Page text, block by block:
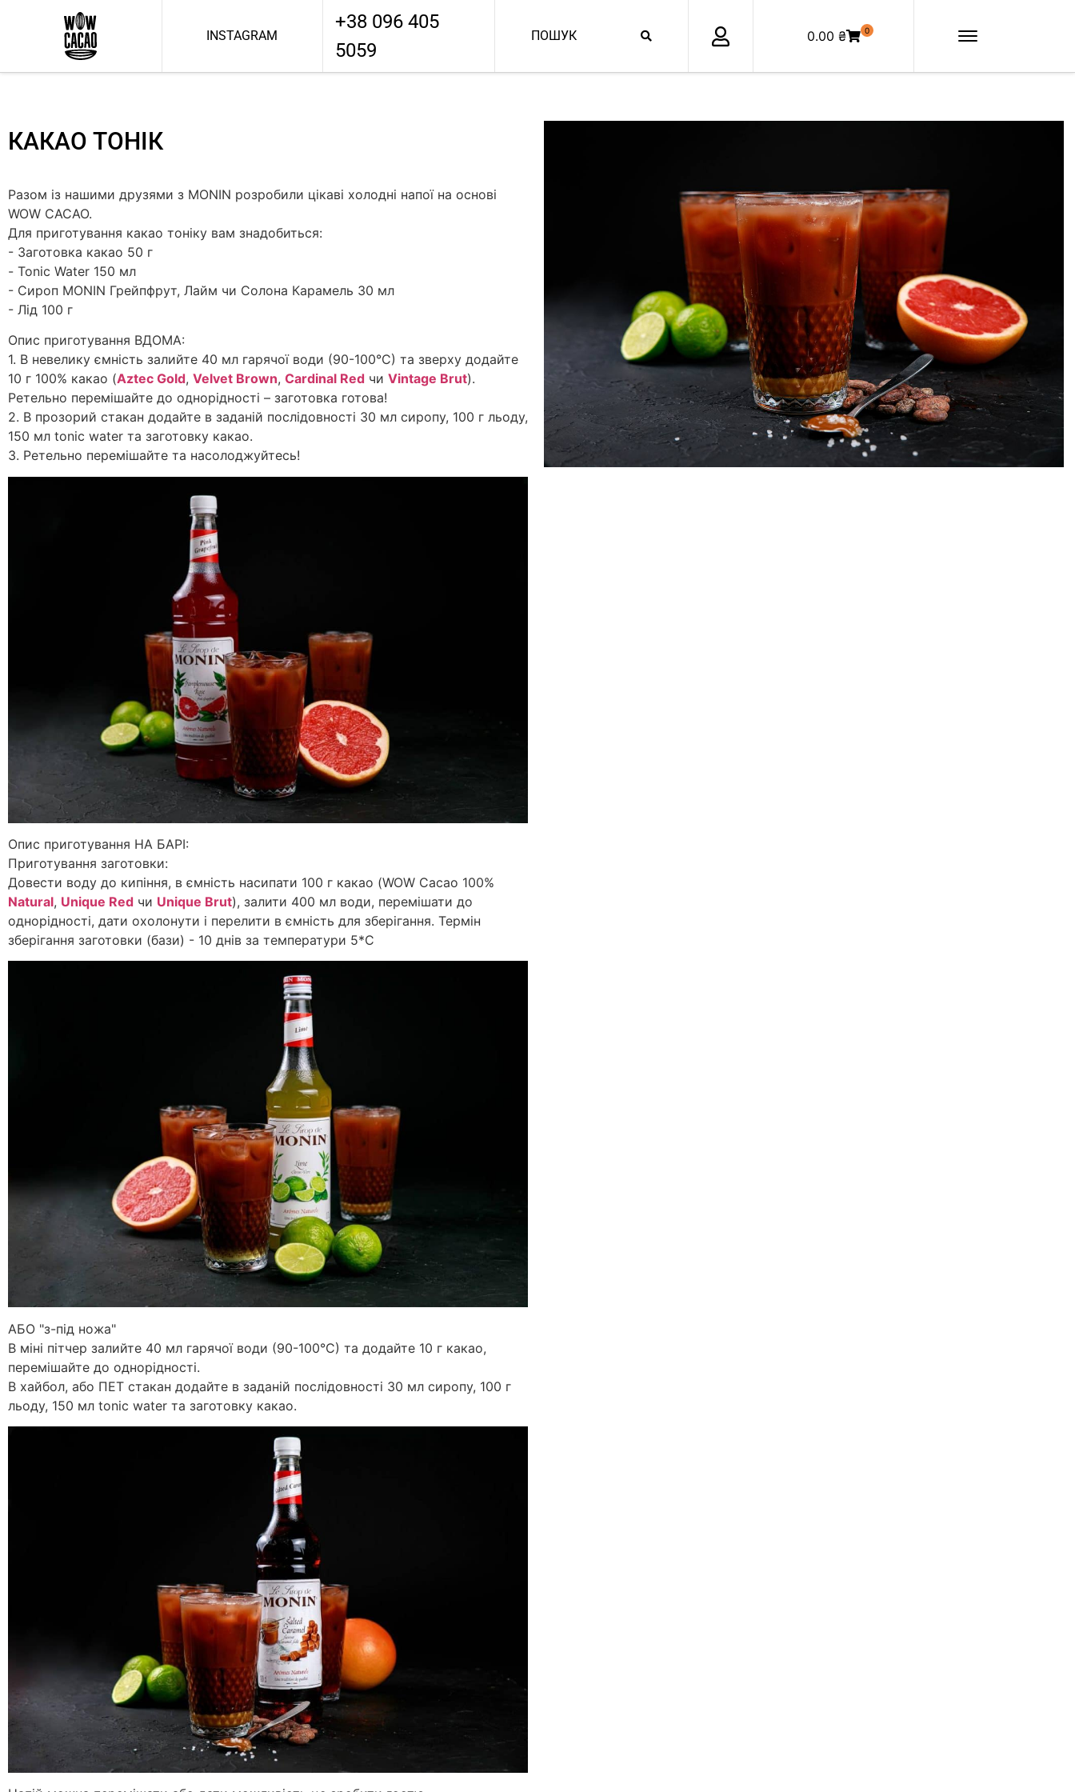
INSTAGRAM
+38 096 405
5059
0.00 ₴ 0
КАКАО ТОНІК
Разом із нашими друзями з MONIN розробили цікаві холодні напої на основі
WOW CACAO.
Для приготування какао тоніку вам знадобиться:
- Заготовка какао 50 г
- Tonic Water 150 мл
- Сироп MONIN Грейпфрут, Лайм чи Солона Карамель 30 мл
- Лід 100 г
Опис приготування ВДОМА:
1. В невелику ємність залийте 40 мл гарячої води (90-100°С) та зверху додайте
10 г 100% какао (Aztec Gold, Velvet Brown, Cardinal Red чи Vintage Brut).
Ретельно перемішайте до однорідності – заготовка готова!
2. В прозорий стакан додайте в заданій послідовності 30 мл сиропу, 100 г льоду,
150 мл tonic water та заготовку какао.
3. Ретельно перемішайте та насолоджуйтесь!
Опис приготування НА БАРІ:
Приготування заготовки:
Довести воду до кипіння, в ємність насипати 100 г какао (WOW Cacao 100%
Natural, Unique Red чи Unique Brut), залити 400 мл води, перемішати до
однорідності, дати охолонути і перелити в ємність для зберігання. Термін
зберігання заготовки (бази) - 10 днів за температури 5*С
АБО "з-під ножа"
В міні пітчер залийте 40 мл гарячої води (90-100°С) та додайте 10 г какао,
перемішайте до однорідності.
В хайбол, або ПЕТ стакан додайте в заданій послідовності 30 мл сиропу, 100 г
льоду, 150 мл tonic water та заготовку какао.